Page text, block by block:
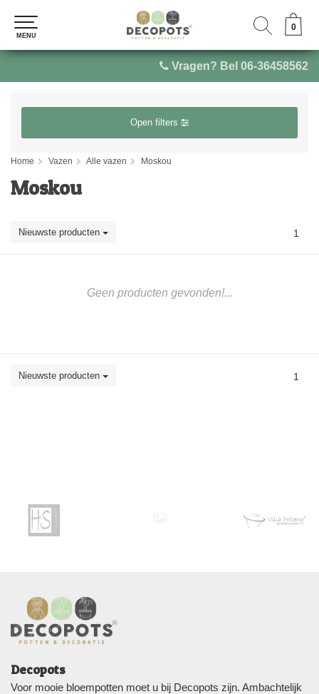
Vragen? Bel 06-36458562
0
MENU
0
MENU
Open filters
Home Vazen Alle vazen Moskou
Moskou
Nieuwste producten 1
Geen producten gevonden!...
Nieuwste producten 1
Decopots
Voor mooie bloempotten moet u bij Decopots zijn. Ambachtelijk